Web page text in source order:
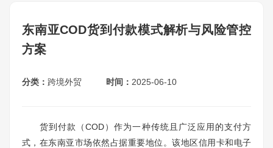
东南亚COD货到付款模式解析与风险管控
方案
分类： 跨境外贸 时间： 2025-06-10
货到付款（COD）作为一种传统且广泛应用的支付方
式，在东南亚市场依然占据重要地位。该地区信用卡和电子